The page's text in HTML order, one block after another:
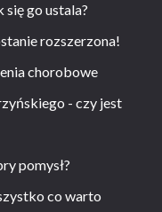
go ustala?
rozszerzona!
chorobowe
- czy jest
pomysł?
co warto